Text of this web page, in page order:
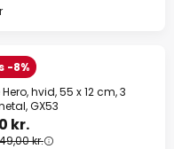
-8%
hvid, 55 x 12 cm, 3
GX53
kr.
kr.